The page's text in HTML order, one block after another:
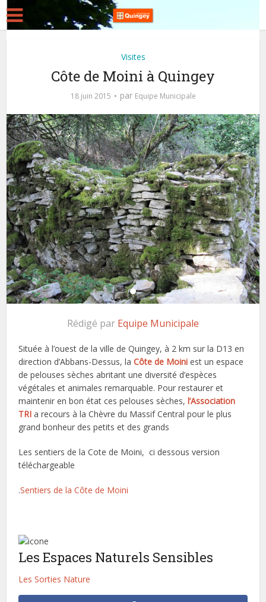
Visites
Côte de Moini à Quingey
18 juin 2015 par Equipe Municipale
Rédigé par Equipe Municipale
Située à l’ouest de la ville de Quingey, à 2 km sur la D13 en
direction d’Abbans-Dessus, laCôte de Moini est un espace
de pelouses sèches abritant une diversité d’espèces
végétales et animales remarquable. Pour restaurer et
maintenir en bon état ces pelouses sèches, l’Association
TRI a recours à la Chèvre du Massif Central pour le plus
grand bonheur des petits et des grands
Les sentiers de la Cote de Moini, ci dessous version
téléchargeable
.Sentiers de la Côte de Moini
Les Espaces Naturels Sensibles
Les Sorties Nature